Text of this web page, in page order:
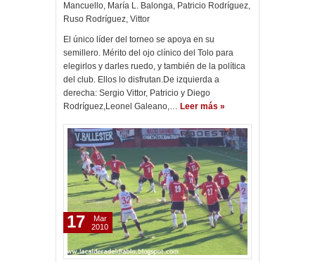
Mancuello, María L. Balonga, Patricio Rodríguez,
Ruso Rodríguez, Vittor
El único líder del torneo se apoya en su
semillero. Mérito del ojo clínico del Tolo para
elegirlos y darles ruedo, y también de la política
del club. Ellos lo disfrutan.De izquierda a
derecha: Sergio Vittor, Patricio y Diego
Rodríguez,Leonel Galeano,… Leer más »
17
Mar
2010